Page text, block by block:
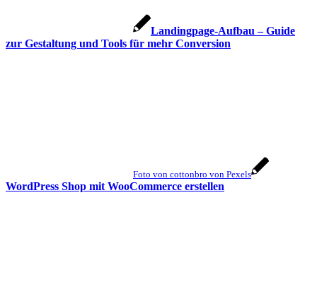
Landingpage-Aufbau – Guide
zur Gestaltung und Tools für mehr Conversion
Foto von cottonbro von Pexels
WordPress Shop mit WooCommerce erstellen